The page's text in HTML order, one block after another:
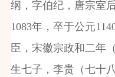
纲，字伯纪，唐宗室
1083年，卒于公元
臣，宋徽宗政和二年
生七子，李贵（七十